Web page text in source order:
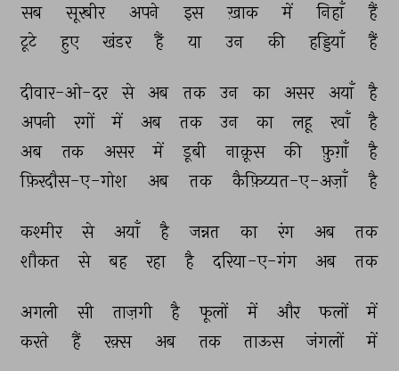
सब सूरबीर अपने इस ख़ाक में निहाँ
हैं
टूटे
हुए खंडर हैं या उन की हड्डियाँ हैं
दीवार-ओ-दर से अब तक उन का असर अयाँ
है
अपनी
रगों में अब तक उन का लहू रवाँ
है
अब
तक असर में डूबी नाक़ूस की फ़ुग़ाँ
है
फ़िरदौस-ए-गोश
अब तक कैफ़िय्यत-ए-अज़ाँ है
कश्मीर से अयाँ है जन्नत का रंग अब
तक
शौकत
से बह रहा है दरिया-ए-गंग अब तक
अगली सी ताज़गी है फूलों में और फलों
में
करते
हैं रक़्स अब तक ताऊस जंगलों में